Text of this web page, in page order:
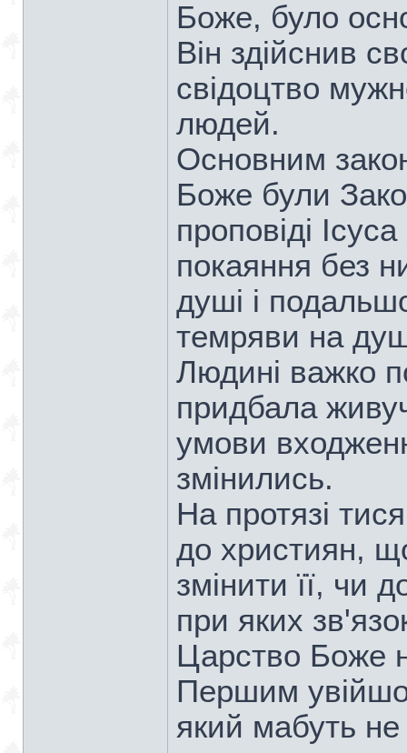
Боже, було
Він здійснив
свідоцтво
людей.
Основним
Боже були
проповіді
покаяння без
душі і
темряви на
Людині важко
придбала
умови
змінились.
На протязі
до християн,
змінити її, чи
при яких
Царство Боже
Першим
який мабуть не